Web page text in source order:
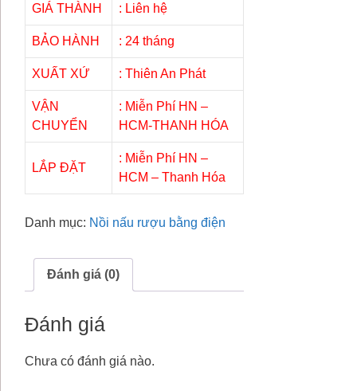
GIÁ THÀNH : Liên hệ
BẢO HÀNH : 24 tháng
XUẤT XỨ : Thiên An Phát
VẬN
CHUYỂN
: Miễn Phí HN –
HCM-THANH HÓA
LẮP ĐẶT
: Miễn Phí HN –
HCM – Thanh Hóa
Danh mục: Nồi nấu rượu bằng điện
Đánh giá (0)
Đánh giá
Chưa có đánh giá nào.